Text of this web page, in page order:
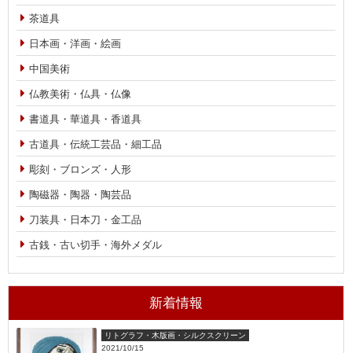
茶道具
日本画・洋画・絵画
中国美術
仏教美術・仏具・仏像
書道具・華道具・香道具
古道具・伝統工芸品・細工品
彫刻・ブロンズ・人形
陶磁器・陶器・陶芸品
刀装具・日本刀・金工品
古銭・古い切手・海外メダル
新着情報
リトグラフ・木版画・シルクスクリーン
2021/10/15